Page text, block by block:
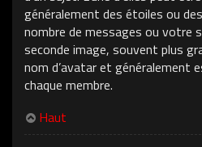
généralement des étoiles ou
nombre de messages ou votre
seconde image, souvent plus
nom d’avatar et généralement
chaque membre.
Haut